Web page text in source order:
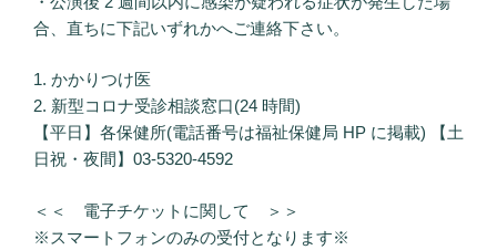
合、直ちに下記いずれかへご連絡下さい。
1. かかりつけ医
2. 新型コロナ受診相談窓口(24 時間)
【平日】各保健所(電話番号は福祉保健局 HP に掲載) 【土
日祝・夜間】03-5320-4592
＜＜ 電子チケットに関して ＞＞
※スマートフォンのみの受付となります※